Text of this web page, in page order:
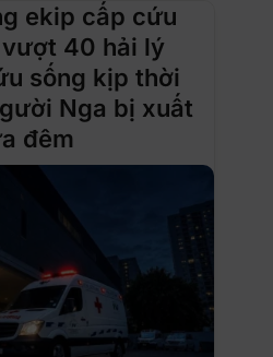
ekip cấp cứu
vượt 40 hải lý
sống kịp thời
Nga bị xuất
đêm